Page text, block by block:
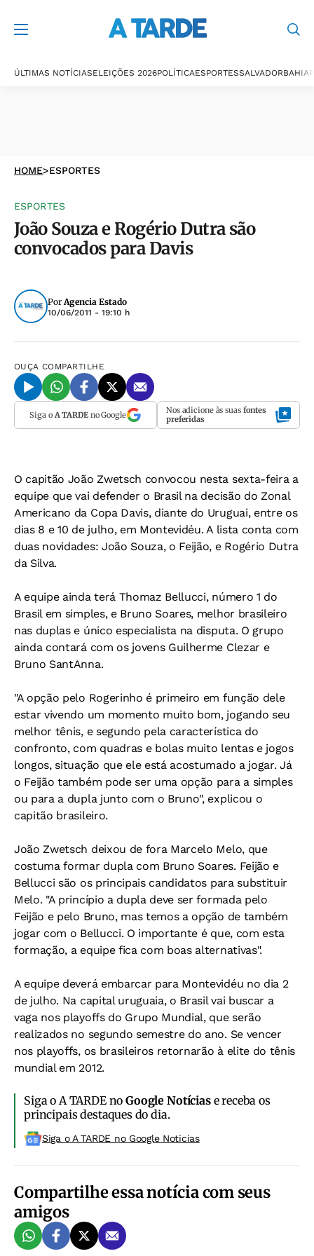
ÚLTIMAS NOTÍCIASELEIÇÕES 2026POLÍTICAESPORTESSALVADORBAHIA
HOME>ESPORTES
ESPORTES
João Souza e Rogério Dutra são
convocados para Davis
PorAgencia Estado
10/06/2011 - 19:10 h
OUÇA COMPARTILHE
Siga o A TARDEno Google Nos adicione às suas fontes
preferidas
O capitão João Zwetsch convocou nesta sexta-feira a
equipe que vai defender o Brasil na decisão do Zonal
Americano da Copa Davis, diante do Uruguai, entre os
dias 8 e 10 de julho, em Montevidéu. A lista conta com
duas novidades: João Souza, o Feijão, e Rogério Dutra
da Silva.
A equipe ainda terá Thomaz Bellucci, número 1 do
Brasil em simples, e Bruno Soares, melhor brasileiro
nas duplas e único especialista na disputa. O grupo
ainda contará com os jovens Guilherme Clezar e
Bruno SantAnna.
"A opção pelo Rogerinho é primeiro em função dele
estar vivendo um momento muito bom, jogando seu
melhor tênis, e segundo pela característica do
confronto, com quadras e bolas muito lentas e jogos
longos, situação que ele está acostumado a jogar. Já
o Feijão também pode ser uma opção para a simples
ou para a dupla junto com o Bruno", explicou o
capitão brasileiro.
João Zwetsch deixou de fora Marcelo Melo, que
costuma formar dupla com Bruno Soares. Feijão e
Bellucci são os principais candidatos para substituir
Melo. "A princípio a dupla deve ser formada pelo
Feijão e pelo Bruno, mas temos a opção de também
jogar com o Bellucci. O importante é que, com esta
formação, a equipe fica com boas alternativas".
A equipe deverá embarcar para Montevidéu no dia 2
de julho. Na capital uruguaia, o Brasil vai buscar a
vaga nos playoffs do Grupo Mundial, que serão
realizados no segundo semestre do ano. Se vencer
nos playoffs, os brasileiros retornarão à elite do tênis
mundial em 2012.
Siga o A TARDE noGoogle Notíciase receba os
principais destaques do dia.
Siga o A TARDE no Google Noticias
Compartilhe essa notícia com seus
amigos